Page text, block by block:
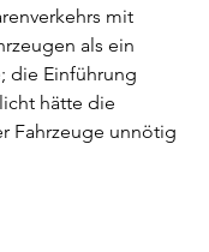
mit
als ein
die Einführung
hätte die
Fahrzeuge unnötig